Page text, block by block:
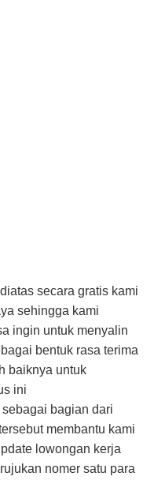
secara gratis kami
sehingga kami
ingin untuk menyalin
bentuk rasa terima
baiknya untuk
ini
sebagai bagian dari
membantu kami
lowongan kerja
nomer satu para